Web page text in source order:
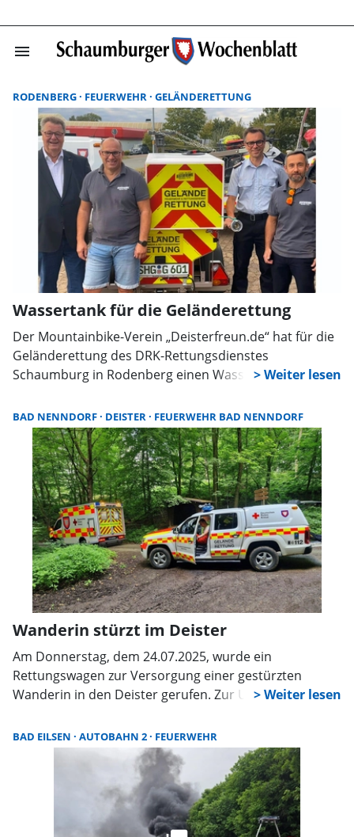
menu
RODENBERG FEUERWEHR GELÄNDERETTUNG
Wassertank für die Geländerettung
Der Mountainbike-Verein „Deisterfreun.de“ hat für die
Geländerettung des DRK-Rettungsdienstes
Schaumburg in Rodenberg einen Wassertank
professionelle Lösung, um bei Vegetationsbränden
rasch gegen das Feuer vorgehen zu können.
BAD NENNDORF DEISTER FEUERWEHR BAD NENNDORF
Wanderin stürzt im Deister
Am Donnerstag, dem 24.07.2025, wurde ein
Rettungswagen zur Versorgung einer gestürzten
Wanderin in den Deister gerufen. Zur Unterstützung
Geländerettung aus Rodenberg nachgefordert. Wie die
Feuerwehr auf ihrer Homepage mitteilte, befand sich
die Frau zwischen der Mooshütte und der
Teufelsbrücke/Kriegers Rast in einem schwer
zugänglichen Waldstück. Offenbar musste die
Wanderin über mehrere hundert Meter zu einem
BAD EILSEN AUTOBAHN 2 FEUERWEHR